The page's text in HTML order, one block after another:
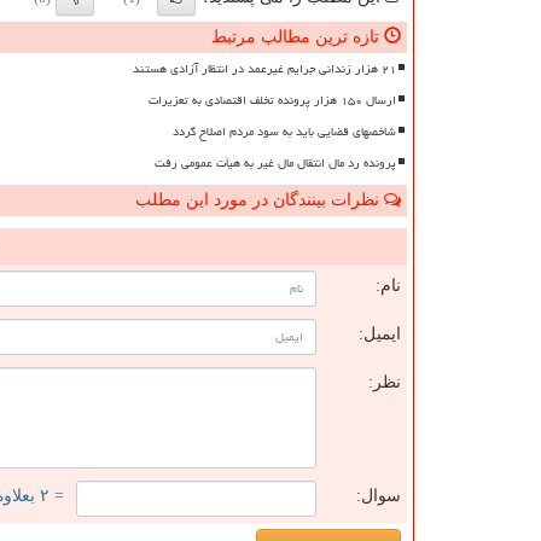
تازه ترین مطالب مرتبط
۲۱ هزار زندانی جرایم غیرعمد در انتظار آزادی هستند
ارسال ۱۵۰ هزار پرونده تخلف اقتصادی به تعزیرات
شاخصهای قضایی باید به سود مردم اصلاح گردد
پرونده رد مال انتقال مال غیر به هیأت عمومی رفت
نظرات بینندگان در مورد این مطلب
نام:
ایمیل:
نظر:
سوال: = ۲ بعلاوه ۱